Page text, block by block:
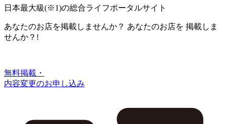
日本最大級(※1)の総合ライフポータルサイト
あなたのお店を掲載しませんか？ あなたのお店を 掲載しま
せんか？!
無料掲載・
内容変更のお申し込み